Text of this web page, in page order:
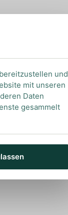
und
mit unseren
Daten
gesammelt